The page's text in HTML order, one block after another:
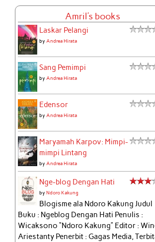
Amril's books
Laskar Pelangi
byAndrea Hirata
Sang Pemimpi
byAndrea Hirata
Edensor
byAndrea Hirata
Maryamah Karpov: Mimpi-
mimpi Lintang
byAndrea Hirata
Nge-blog Dengan Hati
byNdoro Kakung
Blogisme ala Ndoro Kakung Judul
Buku : Ngeblog Dengan Hati Penulis :
Wicaksono “Ndoro Kakung” Editor :
Ariestanty Penerbit : Gagas Media,